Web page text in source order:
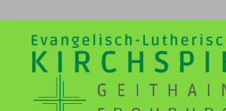
springen